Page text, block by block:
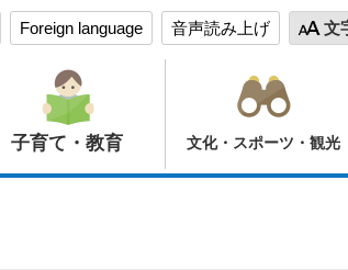
Foreign language 音声読み上げ 文
子育て・教育 文化・スポーツ・観光